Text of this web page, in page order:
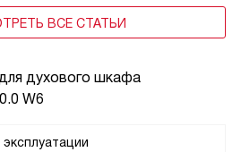
духового шкафа
W6
ВСЕ СТАТЬИ